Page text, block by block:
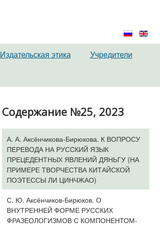
Издательская этика
Учредители
Содержание №25, 2023
А. А. Аксёнчикова-Бирюкова. К ВОПРОСУ
ПЕРЕВОДА НА РУССКИЙ ЯЗЫК
ПРЕЦЕДЕНТНЫХ ЯВЛЕНИЙ ДЯНЬГУ (НА
ПРИМЕРЕ ТВОРЧЕСТВА КИТАЙСКОЙ
ПОЭТЕССЫ ЛИ ЦИНЧЖАО)
С. Ю. Аксёнчиков-Бирюков. О
ВНУТРЕННЕЙ ФОРМЕ РУССКИХ
ФРАЗЕОЛОГИЗМОВ С КОМПОНЕНТОМ-